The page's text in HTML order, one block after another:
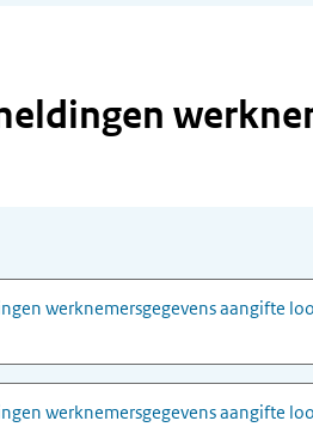
werknemersgegevens aangifte
werknemersgegevens aangifte